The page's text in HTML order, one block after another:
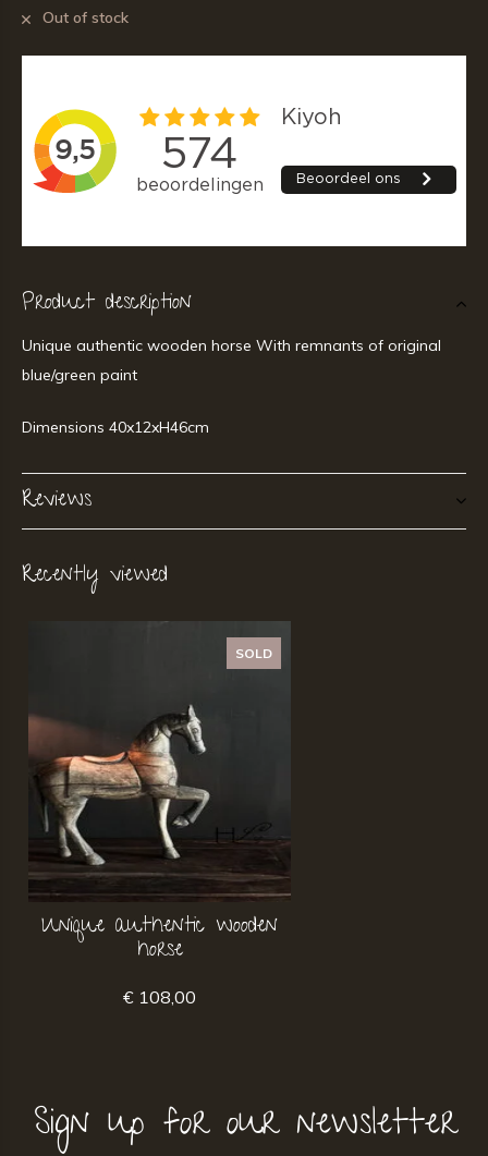
Out of stock
Product description
Unique authentic wooden horse With remnants of original
blue/green paint
Dimensions 40x12xH46cm
Reviews
Recently viewed
SOLD
Unique authentic wooden
horse
€ 108,00
Sign up for our newsletter